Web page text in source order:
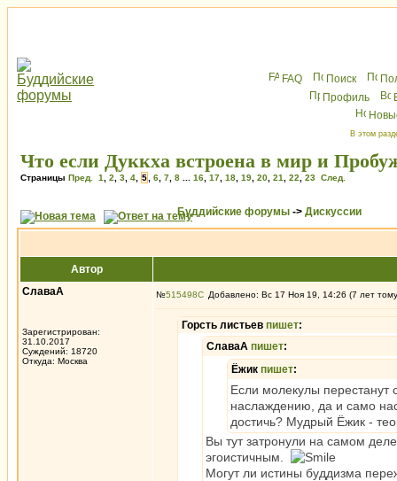
FAQ Поиск
Профиль
В этом
Что если Дуккха встроена в мир и
Страницы Пред. 1 2 3 4 5 6 7 8 16 17 18 19 20 21 22 23 След.
Буддийские форумы -> Дискуссии
Автор
СлаваА
Зарегистрирован:
31.10.2017
Суждений: 18720
Откуда: Москва
№515498 Добавлено: Вс 17 Ноя 19, 14:26 (7 лет
Горсть листьев пишет:
СлаваА пишет:
Ёжик пишет:
Если молекулы перестанут
наслаждению, да и само
достичь? Мудрый Ёжик -
Вы тут затронули на самом
эгоистичным.
Могут ли истины буддизма